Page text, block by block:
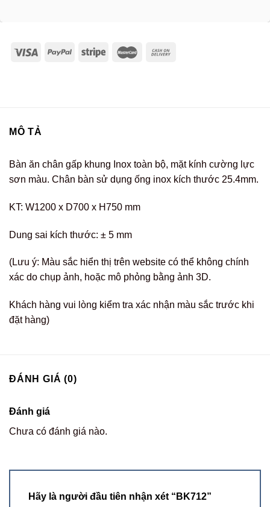
MÔ TẢ
Bàn ăn chân gấp khung Inox toàn bộ, mặt kính cường lực
sơn màu. Chân bàn sử dụng ống inox kích thước 25.4mm.
KT: W1200 x D700 x H750 mm
Dung sai kích thước: ± 5 mm
(Lưu ý: Màu sắc hiển thị trên website có thể không chính
xác do chụp ảnh, hoặc mô phỏng bằng ảnh 3D.
Khách hàng vui lòng kiểm tra xác nhận màu sắc trước khi
đặt hàng)
ĐÁNH GIÁ (0)
Đánh giá
Chưa có đánh giá nào.
Hãy là người đầu tiên nhận xét “BK712”